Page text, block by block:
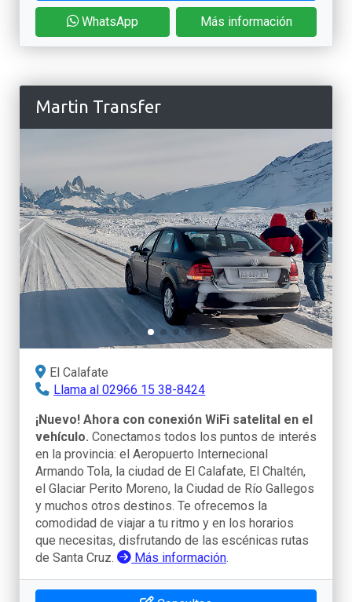
WhatsApp Más información
Martin Transfer
El Calafate
Llama al 02966 15 38-8424
¡Nuevo! Ahora con conexión WiFi satelital en el
vehículo. Conectamos todos los puntos de interés
en la provincia: el Aeropuerto Internecional
Armando Tola, la ciudad de El Calafate, El Chaltén,
el Glaciar Perito Moreno, la Ciudad de Río Gallegos
y muchos otros destinos. Te ofrecemos la
comodidad de viajar a tu ritmo y en los horarios
que necesitas, disfrutando de las escénicas rutas
de Santa Cruz.
Más información.